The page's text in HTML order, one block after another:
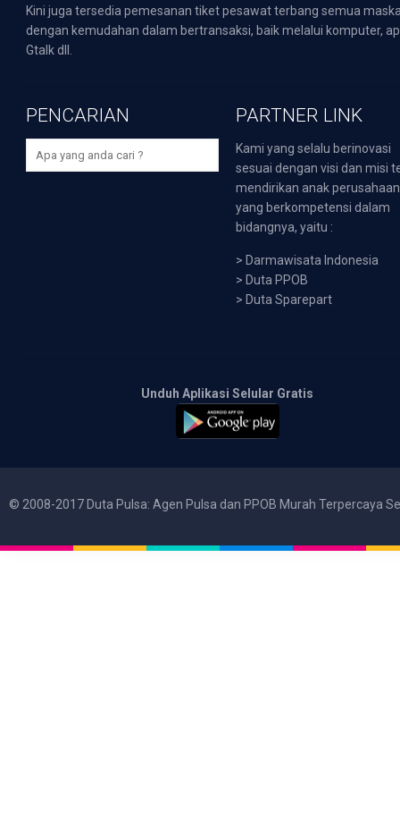
Kini juga tersedia pemesanan tiket pesawat terbang semua
dengan kemudahan dalam bertransaksi, baik melalui komputer,
Gtalk dll.
PENCARIAN PARTNER LINK
Kami yang selalu berinovasi
sesuai dengan visi dan misi
mendirikan anak perusahaan
yang berkompetensi dalam
bidangnya, yaitu :
> Darmawisata Indonesia
> Duta PPOB
> Duta Sparepart
Unduh Aplikasi Selular Gratis
© 2008-2017 Duta Pulsa: Agen Pulsa dan PPOB Murah Terpercaya